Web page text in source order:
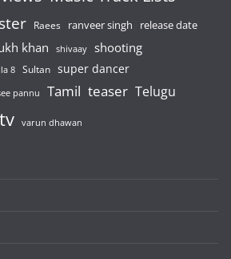
Raees ranveer singh release date
khan shivaay shooting
8 Sultan super dancer
pannu Tamil teaser Telugu
tv varun dhawan